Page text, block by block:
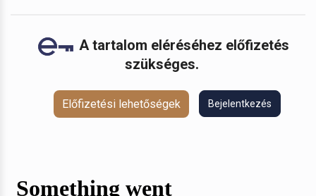
A tartalom eléréséhez előfizetés
szükséges.
Előfizetési lehetőségek Bejelentkezés